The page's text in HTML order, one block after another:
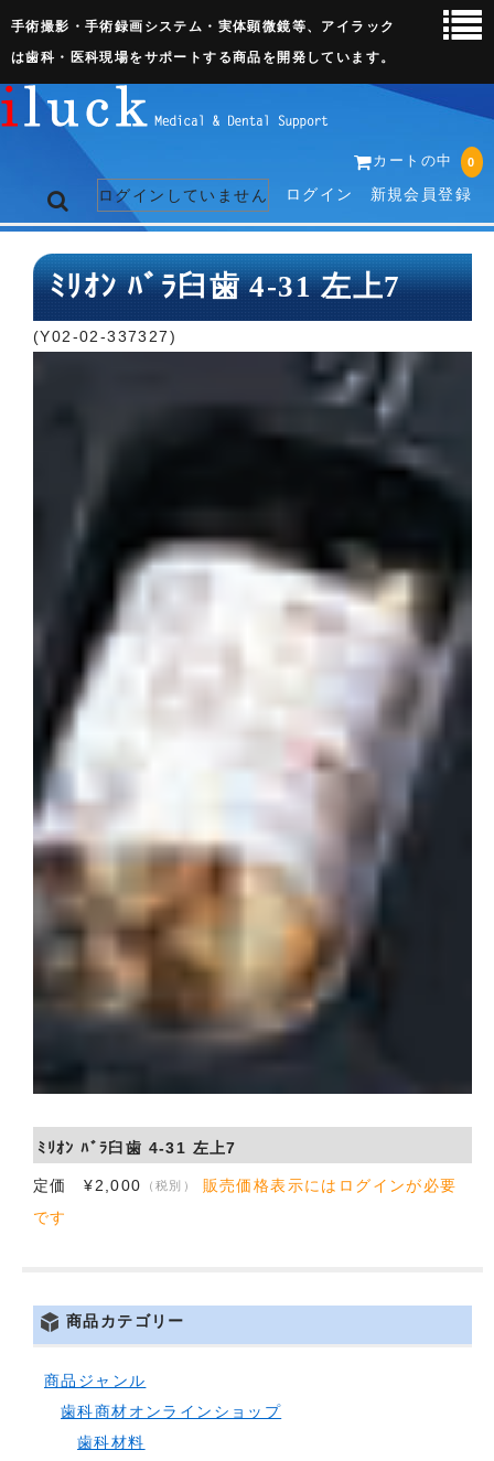
手術撮影・手術録画システム・実体顕微鏡等、アイラック
は歯科・医科現場をサポートする商品を開発しています。
カートの中 0
ログインしていません ログイン 新規会員登録
トップページ
お問い合わせ
ﾐﾘｵﾝ ﾊﾞﾗ臼歯 4-31 左上7
(Y02-02-337327)
ﾐﾘｵﾝ ﾊﾞﾗ臼歯 4-31 左上7
定価 ¥2,000 （税別）
販売価格表示にはログインが必要
です
商品カテゴリー
商品ジャンル
歯科商材オンラインショップ
歯科材料